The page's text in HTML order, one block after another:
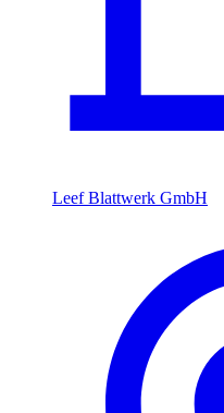
Leef Blattwerk GmbH